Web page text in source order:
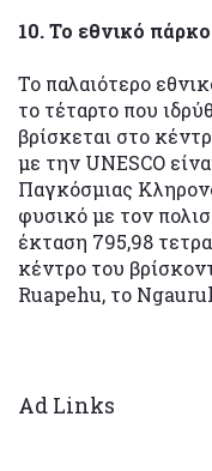
10. Το εθνικό
Το παλαιότερο
το τέταρτο που
βρίσκεται στο
με την UNESCO
Παγκόσμιας
φυσικό με τον
έκταση 795,98
κέντρο του
Ruapehu, το
Ad Links